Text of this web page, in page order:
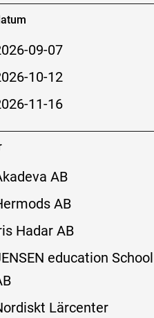
09-07
10-12
11-16
AB
AB
Hadar AB
education School
Lärcenter